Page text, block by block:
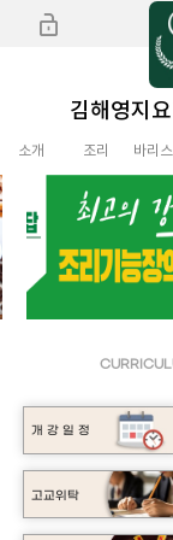
김해영지
소ㅤ개 조ㅤ리 바리
고교위탁
개 강 일 정